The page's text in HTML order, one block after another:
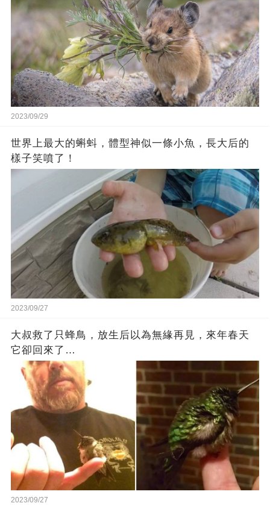
2023/09/29
世界上最大的蝌蚪，體型神似一條小魚，長大后的
樣子笑噴了！
2023/09/27
大叔救了只蜂鳥，放生后以為無緣再見，來年春天
它卻回來了…
2023/09/27